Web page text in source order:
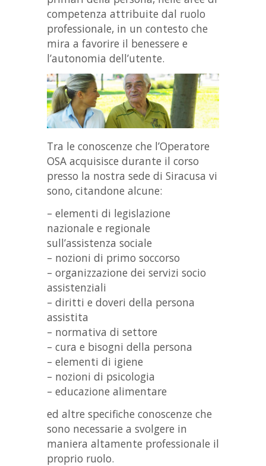
competenza attribuite dal ruolo
professionale, in un contesto che
mira a favorire il benessere e
l’autonomia dell’utente.
Tra le conoscenze che l’Operatore
OSA acquisisce durante il corso
presso la nostra sede di Siracusa vi
sono, citandone alcune:
– elementi di legislazione
nazionale e regionale
sull’assistenza sociale
– nozioni di primo soccorso
– organizzazione dei servizi socio
assistenziali
– diritti e doveri della persona
assistita
– normativa di settore
– cura e bisogni della persona
– elementi di igiene
– nozioni di psicologia
– educazione alimentare
ed altre specifiche conoscenze che
sono necessarie a svolgere in
maniera altamente professionale il
proprio ruolo.